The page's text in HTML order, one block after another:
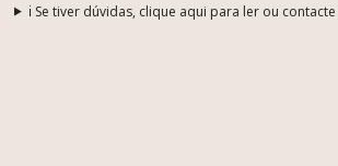
ℹ️ Se tiver dúvidas, clique aqui para ler ou